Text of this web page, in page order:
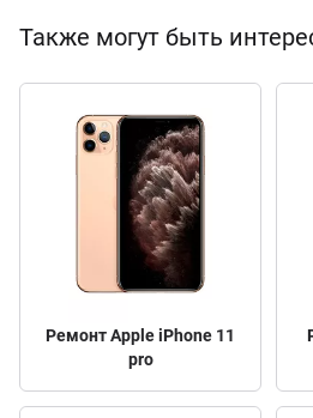
Также могут быть
Ремонт Apple iPhone 11
pro